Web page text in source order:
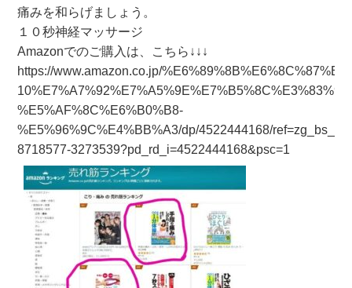
痛みを和らげましょう。
１０秒神経マッサージ
Amazonでのご購入は、こちら↓↓↓
https://www.amazon.co.jp/
%E5%AF%8C%E6%B0%B8-
%E5%96%9C%E4%BB%A3/dp/4522444168/
8718577-3273539?pd_rd_i=4522444168&psc=1